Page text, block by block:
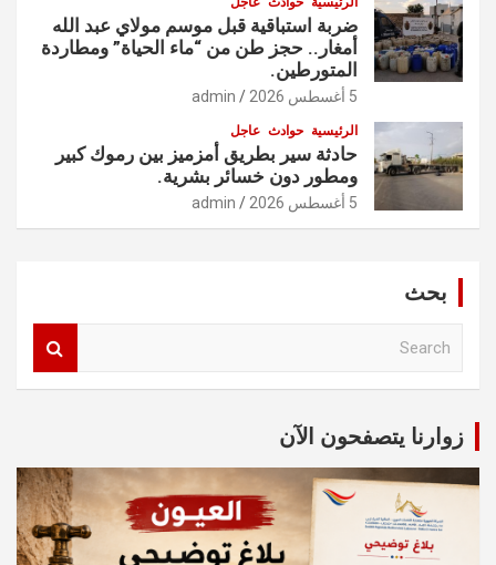
ضربة استباقية قبل موسم مولاي عبد الله
أمغار.. حجز طن من “ماء الحياة” ومطاردة
المتورطين.
5 أغسطس 2026 admin
الرئيسية حوادث عاجل
حادثة سير بطريق أمزميز بين رموك كبير
ومطور دون خسائر بشرية.
5 أغسطس 2026 admin
بحث
c
h
زوارنا يتصفحون الآن